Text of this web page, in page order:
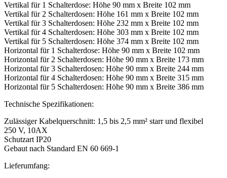
Vertikal für 1 Schalterdose: Höhe 90 mm x Breite 102 mm
Vertikal für 2 Schalterdosen: Höhe 161 mm x Breite 102 mm
Vertikal für 3 Schalterdosen: Höhe 232 mm x Breite 102 mm
Vertikal für 4 Schalterdosen: Höhe 303 mm x Breite 102 mm
Vertikal für 5 Schalterdosen: Höhe 374 mm x Breite 102 mm
Horizontal für 1 Schalterdose: Höhe 90 mm x Breite 102 mm
Horizontal für 2 Schalterdosen: Höhe 90 mm x Breite 173 mm
Horizontal für 3 Schalterdosen: Höhe 90 mm x Breite 244 mm
Horizontal für 4 Schalterdosen: Höhe 90 mm x Breite 315 mm
Horizontal für 5 Schalterdosen: Höhe 90 mm x Breite 386 mm
Technische Spezifikationen:
Zulässiger Kabelquerschnitt: 1,5 bis 2,5 mm² starr und flexibel
250 V, 10AX
Schutzart IP20
Gebaut nach Standard EN 60 669-1
Lieferumfang: